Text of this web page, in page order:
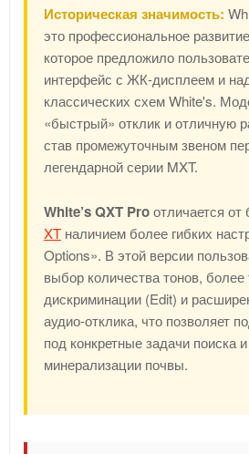
Историческая значимость:
это профессиональное
которое предложило
интерфейс с ЖК-дисплеем и
классических схем White's.
«быстрый» отклик и отличную
став промежуточным звеном
легендарной серии MXT.
White’s QXT Proотличается от
XT наличием более гибких
Options». В этой версии
выбор количества тонов, более
дискриминации (Edit) и
аудио-отклика, что позволяет
под конкретные задачи поиска
минерализации почвы.